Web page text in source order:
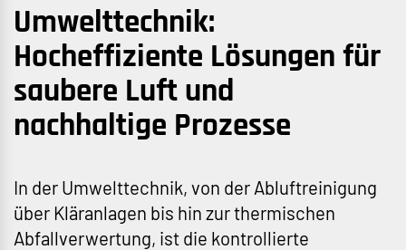
Umwelttechnik:
Hocheffiziente Lösungen für
saubere Luft und
nachhaltige Prozesse
In der Umwelttechnik, von der Abluftreinigung
über Kläranlagen bis hin zur thermischen
Abfallverwertung, ist die kontrollierte